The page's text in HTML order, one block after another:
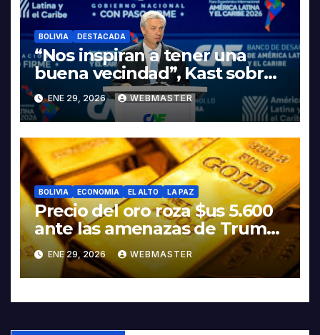
BOLIVIA DESTACADA
“Nos inspiran a tener una
buena vecindad”, Kast sobre
discurso del presidente
Rodrigo Paz
ENE 29, 2026 WEBMASTER
BOLIVIA ECONOMIA EL ALTO LA PAZ
Precio del oro roza $us 5.600
ante las amenazas de Trump
contra Irán
ENE 29, 2026 WEBMASTER